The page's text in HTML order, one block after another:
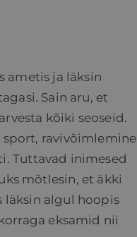
ametis ja läksin
Sain aru, et
kõiki seoseid.
sport, ravivõimlemine
Tuttavad inimesed
mõtlesin, et äkki
läksin algul hoopis
eksamid nii